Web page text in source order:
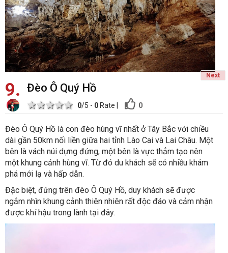
Next
9 Đèo Ô Quý Hồ
5 stars
4 stars
3 stars
2 stars
1 star 0/5 - 0Rate | 0
Đèo Ô Quý Hồ là con đèo hùng vĩ nhất ở Tây Bắc với chiều
dài gần 50km nối liền giữa hai tỉnh Lào Cai và Lai Châu. Một
bên là vách núi dựng đứng, một bên là vực thẳm tạo nên
một khung cảnh hùng vĩ. Từ đó du khách sẽ có nhiều khám
phá mới lạ và hấp dẫn.
Đặc biệt, đứng trên đèo Ô Quý Hồ, duy khách sẽ được
ngắm nhìn khung cảnh thiên nhiên rất độc đáo và cảm nhận
được khí hậu trong lành tại đây.